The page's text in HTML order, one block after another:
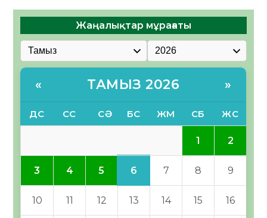
Жаңалықтар мұрағаты
« ТАМЫЗ 2026 »
ДС СС СӘ БС ЖМ СБ ЖС
1 2
3 4 5 6 7 8 9
10 11 12 13 14 15 16